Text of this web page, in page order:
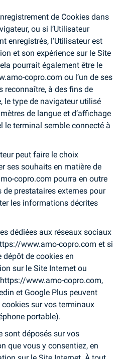
de Cookies dans
ou si l’Utilisateur
enregistrés, l’Utilisateur est
et son expérience sur le Site
pourrait également être le
copro.com ou l’un de ses
reconnaître, à des fins de
le type de navigateur utilisé
de langue et d’affichage
le terminal semble connecté à
peut faire le choix
ses souhaits en matière de
copro.com pourra en outre
prestataires externes pour
les informations décrites
dédiées aux réseaux sociaux
www.amo-copro.com et si
dépôt de cookies en
sur le Site Internet ou
www.amo-copro.com,
et Google Plus peuvent
sur vos terminaux
portable).
sont déposés sur vos
que vous y consentiez, en